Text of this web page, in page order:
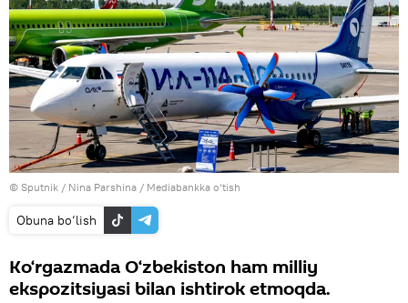
© Sputnik / Nina Parshina / Mediabankka o‘tish
Obuna bo‘lish
Ko‘rgazmada O‘zbekiston ham milliy
ekspozitsiyasi bilan ishtirok etmoqda.